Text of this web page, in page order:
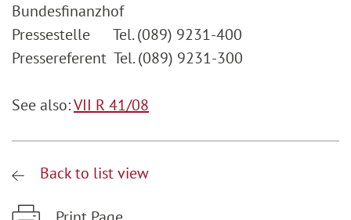
Bundesfinanzhof
Pressestelle Tel. (089) 9231-400
Pressereferent Tel. (089) 9231-300
See also:VII R 41/08
Back to list view